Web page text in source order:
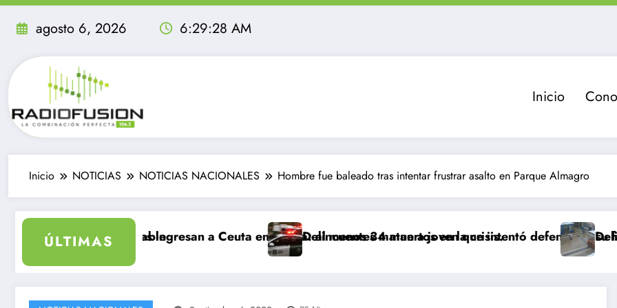
Saltar
agosto 6, 2026 6:29:29 AM
Inicio
Inicio NOTICIAS NOTICIAS NACIONALES Hombre fue baleado tras intentar frustrar asalto en Parque Almagro
ÚLTIMAS
inolvidableingresan a Ceuta en un día: al menos 34 muertos en la crisis.
Delincuentes matan a joven que intentó defender a su familia durante
Delincuente es